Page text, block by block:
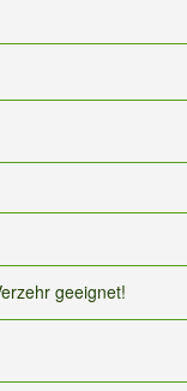
geeignet!